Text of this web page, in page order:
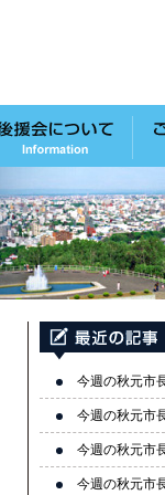
今週の秋元市
今週の秋元市
今週の秋元市
今週の秋元市